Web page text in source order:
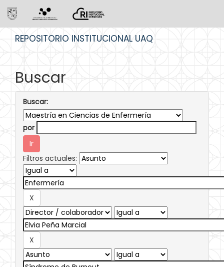
REPOSITORIO INSTITUCIONAL UAQ
Buscar
Buscar:
por
Filtros actuales: